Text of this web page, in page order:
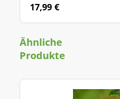
17,99 €
Ähnliche
Produkte